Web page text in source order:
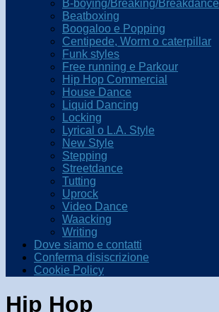
B-boying/Breaking/Breakdance
Beatboxing
Boogaloo e Popping
Centipede, Worm o caterpillar
Funk styles
Free running e Parkour
Hip Hop Commercial
House Dance
Liquid Dancing
Locking
Lyrical o L.A. Style
New Style
Stepping
Streetdance
Tutting
Uprock
Video Dance
Waacking
Writing
Dove siamo e contatti
Conferma disiscrizione
Cookie Policy
Hip Hop